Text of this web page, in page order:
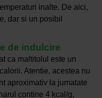
inalte. De aici,
dar si un posibil
de indulcire
ca maltitolul este un
Atentie, acestea nu
aproximativ la jumatate
contine 4 kcal/g,